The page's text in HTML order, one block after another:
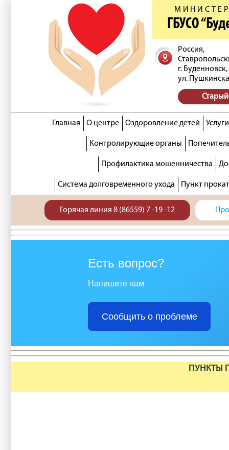
ГБУСО
Россия,
г. Буденновск,
ул.
Старый
Главная О центре Оздоровление детей Услуги
Контролирующие органы
Профилактика мошенничества
Система долговременного ухода Пункт
Горячая линия 8 (86559) 7 -19 -12
Есть вопрос?
Напишите нам
Сообщить о проблеме
ПУНКТЫ